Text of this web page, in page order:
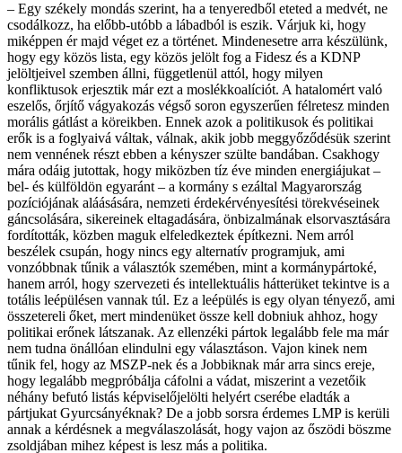
– Egy székely mondás szerint, ha a tenyeredből eteted a medvét, ne
csodálkozz, ha előbb-utóbb a lábadból is eszik. Várjuk ki, hogy
miképpen ér majd véget ez a történet. Mindenesetre arra készülünk,
hogy egy közös lista, egy közös jelölt fog a Fidesz és a KDNP
jelöltjeivel szemben állni, függetlenül attól, hogy milyen
konfliktusok erjesztik már ezt a moslékkoalí­ciót. A hatalomért való
eszelős, őrjítő vágyakozás végső soron egyszerűen félretesz minden
morális gátlást a köreikben. Ennek azok a politikusok és politikai
erők is a foglyaivá váltak, válnak, akik jobb meggyőződésük szerint
nem vennének részt ebben a kényszer szülte bandában. Csakhogy
mára odáig jutottak, hogy miközben tíz éve minden energiájukat –
bel- és külföldön egyaránt – a kormány s ezáltal Magyarország
pozíciójának aláásására, nemzeti érdekérvényesítési törekvéseinek
gáncsolására, sikereinek eltagadására, önbizalmának elsorvasztására
fordították, közben maguk elfeledkeztek építkezni. Nem arról
beszélek csupán, hogy nincs egy alternatív programjuk, ami
vonzóbbnak tűnik a választók szemében, mint a kormánypártoké,
hanem arról, hogy szervezeti és intellektuális hátterüket tekintve is a
totális leépülésen vannak túl. Ez a leépülés is egy olyan tényező, ami
összetereli őket, mert mindenüket össze kell dobniuk ahhoz, hogy
politikai erőnek látszanak. Az ellenzéki pártok legalább fele ma már
nem tudna önállóan elindulni egy választáson. Vajon kinek nem
tűnik fel, hogy az MSZP-nek és a Jobbiknak már arra sincs ereje,
hogy legalább megpróbálja cáfolni a vádat, miszerint a vezetőik
néhány befutó listás képviselőjelölti helyért cserébe eladták a
pártjukat Gyurcsányéknak? De a jobb sorsra érdemes LMP is kerüli
annak a kérdésnek a megválaszolását, hogy vajon az őszödi böszme
zsoldjában mihez képest is lesz más a politika.